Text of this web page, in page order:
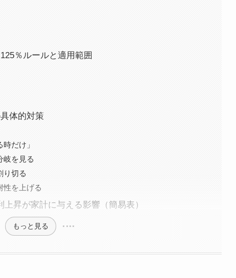
％ルールと適用範囲
体的対策
だけ」
岐を見る
り切る
を上げる
昇が家計に与える影響（簡易表）
もっと見る